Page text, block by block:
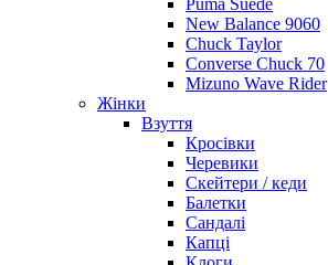
New Balance 9060
Chuck Taylor
Converse Chuck 70
Mizuno Wave Rider
Жінки
Взуття
Кросівки
Черевики
Скейтери / кеди
Балетки
Сандалі
Капці